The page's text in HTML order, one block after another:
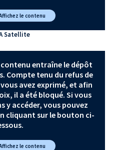
le contenu
A Satellite
entraîne le dépôt
Compte tenu du refus de
avez exprimé, et afin
il a été bloqué. Si vous
y accéder, vous pouvez
cliquant sur le bouton ci-
le contenu